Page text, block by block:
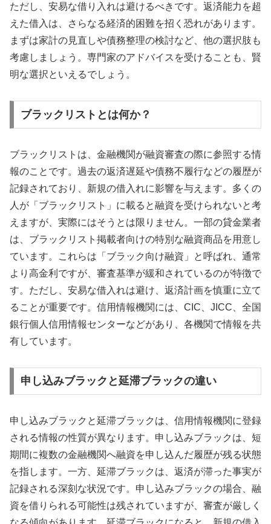
ただし、安易な借り入れは避けるべきです。返済能力を超
えた借入は、さらなる経済的困難を招く恐れがあります。
まずは家計の見直しや債務整理の検討など、他の選択肢も
考慮しましょう。専門家のアドバイスを受けることも、賢
明な選択といえるでしょう。
ブラックリストとは何か？
ブラックリストは、金融機関が融資審査の際に参照する情
報のことです。過去の返済遅延や債務不履行などの履歴が
記録されており、新規の借入れに影響を与えます。多くの
人が「ブラックリスト」に載ると融資を受けられないと考
えますが、実際にはそうとは限りません。一部の貸金業者
は、ブラックリスト掲載者向けの特別な融資商品を用意し
ています。これらは「ブラック向け融資」と呼ばれ、通常
より高金利ですが、審査基準が緩和されているのが特徴で
す。ただし、安易な借入れは避け、返済計画を慎重に立て
ることが重要です。信用情報機関には、CIC、JICC、全国
銀行個人信用情報センターなどがあり、各機関で情報を共
有しています。
申し込みブラックと延滞ブラックの違い
申し込みブラックと延滞ブラックは、信用情報機関に登録
される情報の性質が異なります。申し込みブラックは、短
期間に複数の金融機関へ融資を申し込んだ履歴が残る状態
を指します。一方、延滞ブラックは、返済が滞った事実が
記録される深刻な状況です。申し込みブラックの場合、融
資を借りられる可能性は残されていますが、審査が厳しく